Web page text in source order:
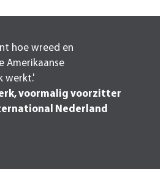
hoe wreed en
Amerikaanse
werkt.'
voormalig voorzitter
Nederland